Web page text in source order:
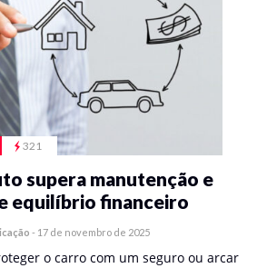
321
supera manutenção e
equilíbrio financeiro
- 17 de novembro de 2025
o carro com um seguro ou arcar